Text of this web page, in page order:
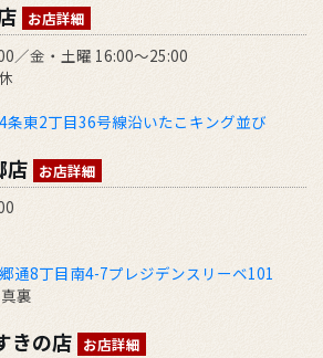
お店詳細
／金・土曜 16:00～25:00
条東2丁目36号線沿いたこキング並び
店 お店詳細
通8丁目南4-7プレジデンスリーベ101
裏
きの店 お店詳細